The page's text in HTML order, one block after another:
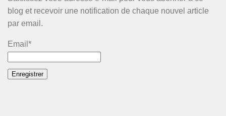
blog et recevoir une notification de chaque nouvel article
par email.
Email*